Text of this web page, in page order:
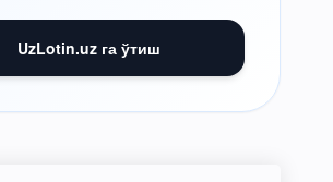
UzLotin.uz га ўтиш